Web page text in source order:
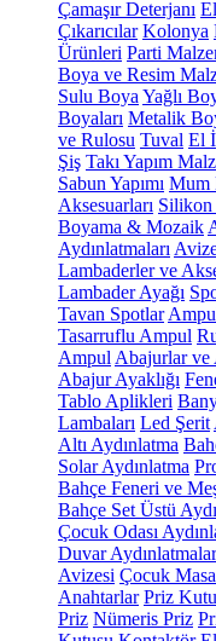
Çamaşır Deterjanı
Çıkarıcılar Kolonya
Ürünleri Parti
Boya ve Resim
Sulu Boya Yağlı
Boyaları Metalik
ve Rulosu Tuval El
Şiş Takı Yapım
Sabun Yapımı Mum
Aksesuarları Silikon
Boyama & Mozaik
Aydınlatmaları
Lambaderler ve
Lambader Ayağı
Tavan Spotlar
Tasarruflu Ampul
Ampul Abajurlar ve
Abajur Ayaklığı
Tablo Aplikleri
Lambaları Led Şerit
Altı Aydınlatma
Solar Aydınlatma
Bahçe Feneri ve
Bahçe Set Üstü
Çocuk Odası
Duvar
Avizesi Çocuk
Anahtarlar Priz
Priz Nümeris Priz